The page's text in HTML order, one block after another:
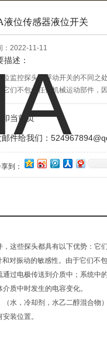
液位传感器液位开关
：2022-11-11
描述：
位监控探头与浮动开关的不同之
它们不包含任何机械运动部件
印当前页
邮件给我们：
到：
这些探头都具有以下优势：它
对振动的敏感性。由于它们不
过电极传送到介质中；系统中
质中时发生的电容变化。
水，冷却剂，水乙二醇混合物
装位置。